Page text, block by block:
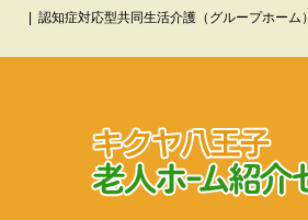
認知症対応型共同生活介護（グループホーム）